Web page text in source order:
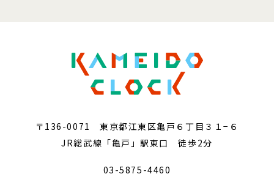
〒136-0071 東京都江東区亀戸６丁目３１−６
JR総武線「亀戸」駅東口 徒歩2分
03-5875-4460